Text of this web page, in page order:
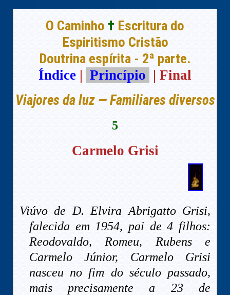
O Caminho † Escritura do
Espiritismo Cristão
Doutrina espírita - 2ª parte.
Índice | Princípio | Final
Viajores da luz — Familiares diversos
5
Carmelo Grisi
Viúvo de D. Elvira Abrigatto Grisi,
falecida em 1954, pai de 4 filhos:
Reodovaldo, Romeu, Rubens e
Carmelo Júnior, Carmelo Grisi
nasceu no fim do século passado,
mais precisamente a 23 de